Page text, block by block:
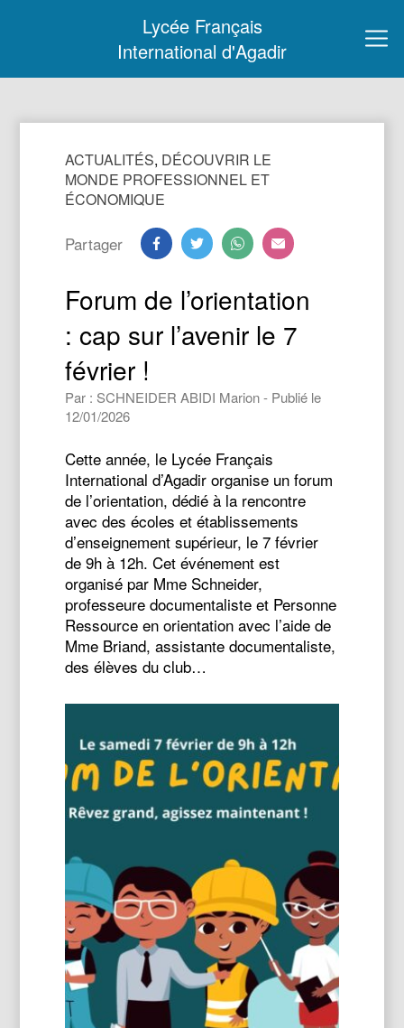
Lycée Français
International d'Agadir
ACTUALITÉS, DÉCOUVRIR LE
MONDE PROFESSIONNEL ET
ÉCONOMIQUE
Partager
Forum de l’orientation
: cap sur l’avenir le 7
février !
Par : SCHNEIDER ABIDI Marion - Publié le
12/01/2026
Cette année, le Lycée Français
International d’Agadir organise un forum
de l’orientation, dédié à la rencontre
avec des écoles et établissements
d’enseignement supérieur, le 7 février
de 9h à 12h. Cet événement est
organisé par Mme Schneider,
professeure documentaliste et Personne
Ressource en orientation avec l’aide de
Mme Briand, assistante documentaliste,
des élèves du club…